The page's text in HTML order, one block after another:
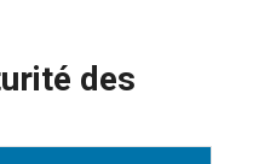
des